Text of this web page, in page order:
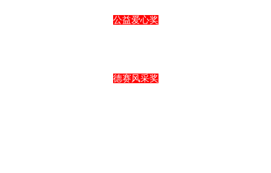
公益爱心奖
德赛风采奖